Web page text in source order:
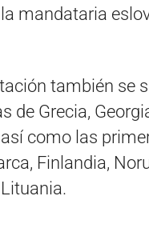
mandataria
también se
de Grecia,
como las
Finlandia,